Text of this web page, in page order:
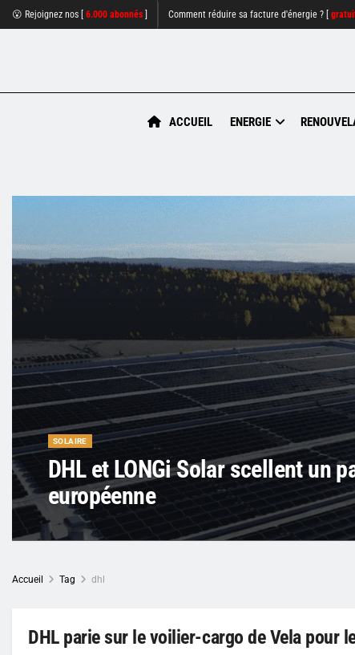
😮 Rejoignez nos [ 6.000 abonnés Comment réduire sa facture d'énergie ? [
ACCUEIL ENERGIE
SOLAIRE
DHL et LONGi Solar scellent un
européenne
Accueil Tag dhl
DHL parie sur le voilier-cargo de Vela pour